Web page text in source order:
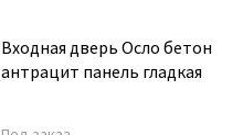
Входная дверь Осло бетон
антрацит панель гладкая